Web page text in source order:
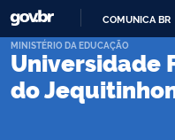
COMUNICA BR
Universidade
do
MINISTÉRIO DA EDUCAÇÃO